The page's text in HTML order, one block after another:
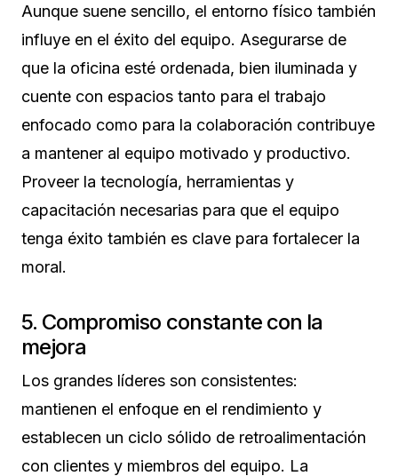
Aunque suene sencillo, el entorno físico también
influye en el éxito del equipo. Asegurarse de
que la oficina esté ordenada, bien iluminada y
cuente con espacios tanto para el trabajo
enfocado como para la colaboración contribuye
a mantener al equipo motivado y productivo.
Proveer la tecnología, herramientas y
capacitación necesarias para que el equipo
tenga éxito también es clave para fortalecer la
moral.
5. Compromiso constante con la
mejora
Los grandes líderes son consistentes:
mantienen el enfoque en el rendimiento y
establecen un ciclo sólido de retroalimentación
con clientes y miembros del equipo. La